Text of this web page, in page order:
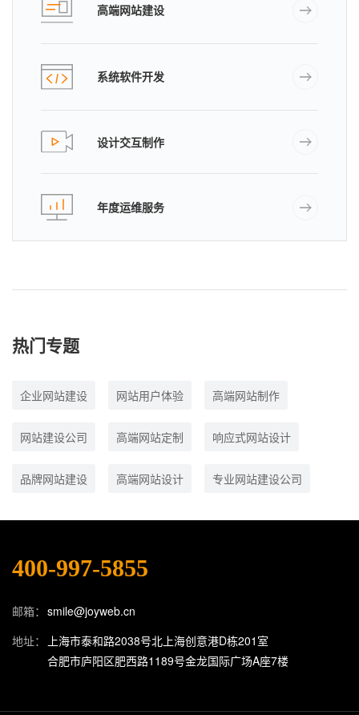
高端网站建设
系统软件开发
设计交互制作
年度运维服务
热门专题
企业网站建设 网站用户体验 高端网站制作
网站建设公司 高端网站定制 响应式网站设计
品牌网站建设 高端网站设计 专业网站建设公司
400-997-5855
邮箱： smile@joyweb.cn
地址：
上海市泰和路2038号北上海创意港D栋201室
合肥市庐阳区肥西路1189号金龙国际广场A座7楼